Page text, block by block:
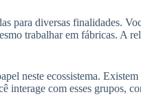
para diversas finalidades.
trabalhar em fábricas. A
neste ecossistema.
com esses grupos,